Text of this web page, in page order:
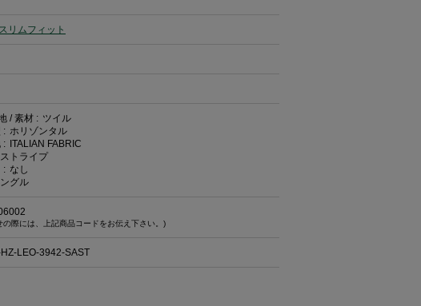
スリムフィット
/ 素材 : ツイル
: ホリゾンタル
: ITALIAN FABRIC
ストライプ
: なし
グル
の際には、上記商品コードをお伝え下さい。)
LEO-3942-SAST